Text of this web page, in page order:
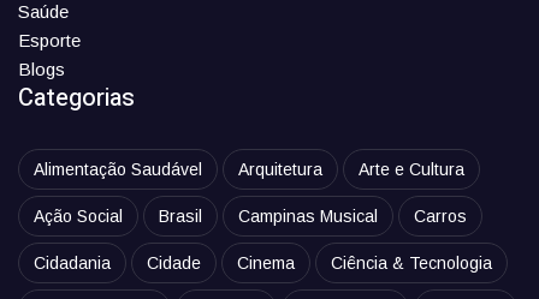
Saúde
Esporte
Blogs
Categorias
Alimentação Saudável Arquitetura Arte e Cultura
Ação Social Brasil Campinas Musical Carros
Cidadania Cidade Cinema Ciência & Tecnologia